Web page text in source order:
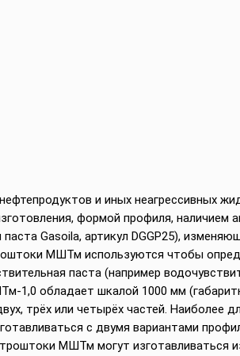
и иных неагрессивных
формой профиля, наличием
Gasoila, артикул DGGP25),
МШТм используются чтобы
паста (например
1,0 обладает шкалой 1000 мм
трёх или четырёх частей.
с двумя вариантами
МШТм могут